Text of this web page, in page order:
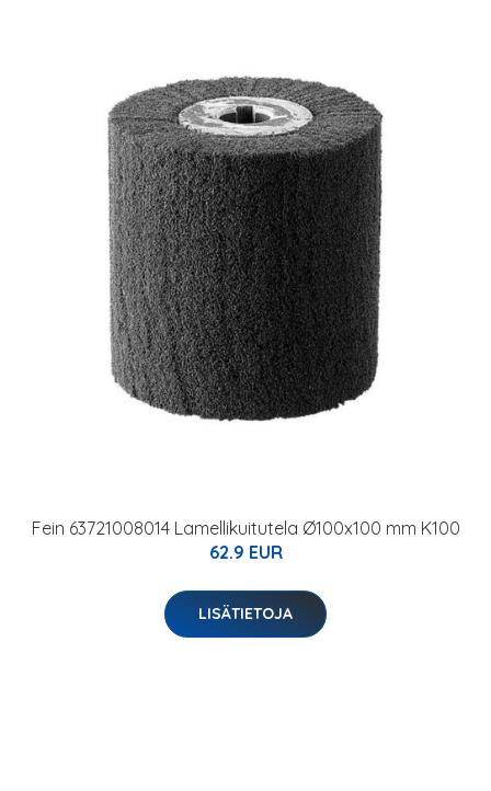
Fein 63721008014 Lamellikuitutela Ø100x100 mm K100
62.9 EUR
LISÄTIETOJA